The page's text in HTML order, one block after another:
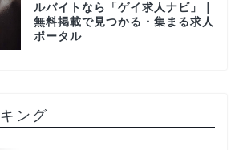
ルバイトなら「ゲイ求人ナビ」｜
無料掲載で見つかる・集まる求人
ポータル
ング